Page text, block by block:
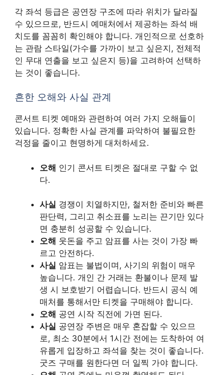
각 좌석 등급은 공연장 구조에 따라 위치가 달라질
수 있으므로, 반드시 예매처에서 제공하는 좌석 배
치도를 꼼꼼히 확인해야 합니다. 개인적으로 선호하
는 관람 스타일(가수를 가까이 보고 싶은지, 전체적
인 무대 연출을 보고 싶은지 등)을 고려하여 선택하
는 것이 좋습니다.
흔한 오해와 사실 관계
콘서트 티켓 예매와 관련하여 여러 가지 오해들이
있습니다. 정확한 사실 관계를 파악하여 불필요한
걱정을 줄이고 현명하게 대처하세요.
오해 인기 콘서트 티켓은 절대로 구할 수 없
다.
사실 경쟁이 치열하지만, 철저한 준비와 빠른
판단력, 그리고 취소표를 노리는 끈기만 있다
면 충분히 성공할 수 있습니다.
오해 웃돈을 주고 암표를 사는 것이 가장 빠
르고 안전하다.
사실 암표는 불법이며, 사기의 위험이 매우
높습니다. 개인 간 거래는 환불이나 문제 발
생 시 보호받기 어렵습니다. 반드시 공식 예
매처를 통해서만 티켓을 구매해야 합니다.
오해 공연 시작 직전에 가면 된다.
사실 공연장 주변은 매우 혼잡할 수 있으므
로, 최소 30분에서 1시간 전에는 도착하여 여
유롭게 입장하고 좌석을 찾는 것이 좋습니다.
굿즈 구매를 원한다면 더 일찍 가야 합니다.